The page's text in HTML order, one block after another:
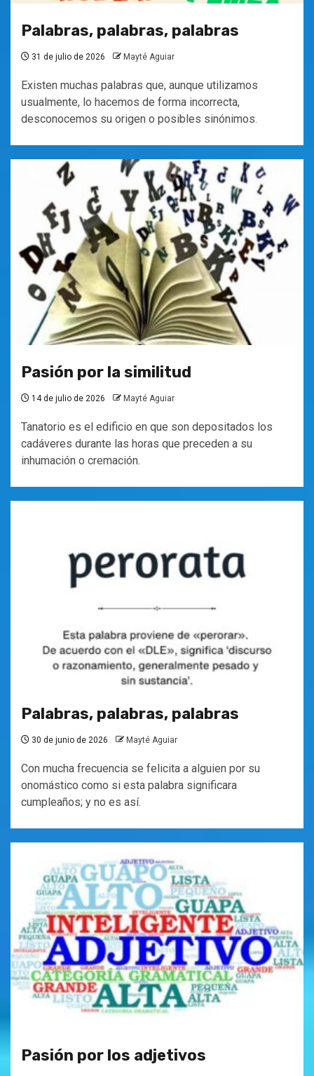
Palabras, palabras, palabras
31 de julio de 2026 Mayté Aguiar
Existen muchas palabras que, aunque utilizamos
usualmente, lo hacemos de forma incorrecta,
desconocemos su origen o posibles sinónimos.
Pasión por la similitud
14 de julio de 2026 Mayté Aguiar
Tanatorio es el edificio en que son depositados los
cadáveres durante las horas que preceden a su
inhumación o cremación.
Palabras, palabras, palabras
30 de junio de 2026 Mayté Aguiar
Con mucha frecuencia se felicita a alguien por su
onomástico como si esta palabra significara
cumpleaños; y no es así.
Pasión por los adjetivos